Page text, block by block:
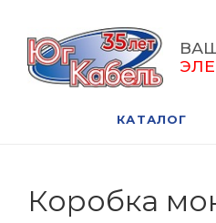
КАТАЛОГ
Коробка